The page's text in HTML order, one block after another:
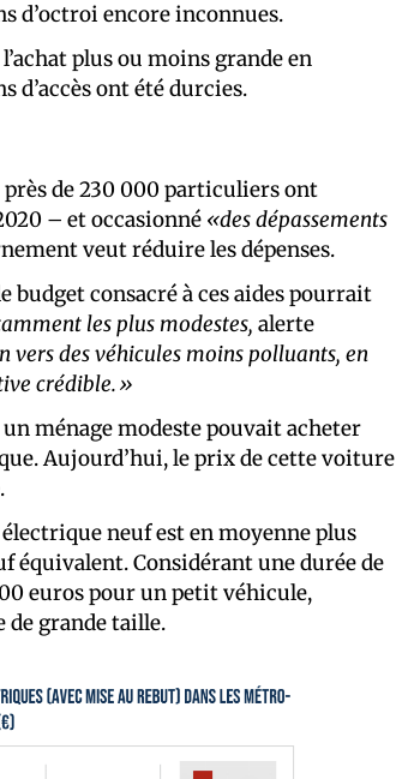
d’octroi encore inconnues.
plus ou moins grande en
d’accès ont été durcies.
de 230 000 particuliers ont
– et occasionné «des dépassements
veut réduire les dépenses.
budget consacré à ces aides pourrait
les plus modestes, alerte
des véhicules moins polluants, en
crédible.»
ménage modeste pouvait acheter
Aujourd’hui, le prix de cette voiture
neuf est en moyenne plus
équivalent. Considérant une durée de
euros pour un petit véhicule,
de grande taille.